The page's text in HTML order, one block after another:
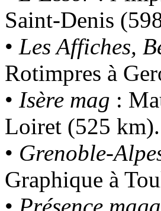
Saint-Denis
• Les Affiches,
Rotimpres à
• Isère mag :
Loiret (525 km).
• Grenoble-
Graphique à
• Présence